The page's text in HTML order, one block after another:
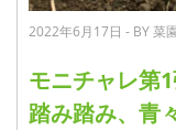
2022年6月17日 - BY 菜
モニチャレ第
踏み踏み、青